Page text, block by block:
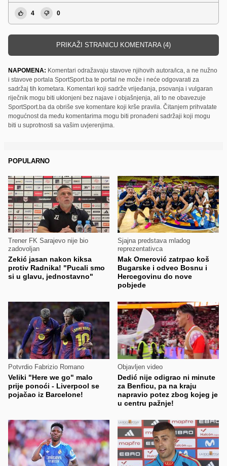
4 0
PRIKAŽI STRANICU KOMENTARA (4)
NAPOMENA: Komentari odražavaju stavove njihovih autora/ica, a ne nužno
i stavove portala SportSport.ba te portal ne može i neće odgovarati za
sadržaj tih kometara. Komentari koji sadrže vrijeđanja, psovanja i vulgaran
riječnik mogu biti uklonjeni bez najave i objašnjenja, ali to ne obavezuje
SportSport.ba da obriše sve komentare koji krše pravila. Čitanjem prihvatate
mogućnost da među komentarima mogu biti pronađeni sadržaji koji mogu
biti u suprotnosti sa vašim uvjerenjima.
POPULARNO
Trener FK Sarajevo nije bio
zadovoljan
Zekić jasan nakon kiksa
protiv Radnika! "Pucali smo
si u glavu, jednostavno"
Sjajna predstava mladog
reprezentativca
Mak Omerović zatrpao koš
Bugarske i odveo Bosnu i
Hercegovinu do nove
pobjede
Potvrdio Fabrizio Romano
Veliki "Here we go" malo
prije ponoći - Liverpool se
pojačao iz Barcelone!
Objavljen video
Dedić nije odigrao ni minute
za Benficu, pa na kraju
napravio potez zbog kojeg je
u centru pažnje!